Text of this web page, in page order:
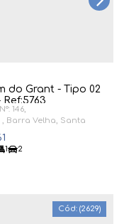
do Grant - Tipo 02
N°: 146,
, Barra Velha, Santa
1 2
(2629)